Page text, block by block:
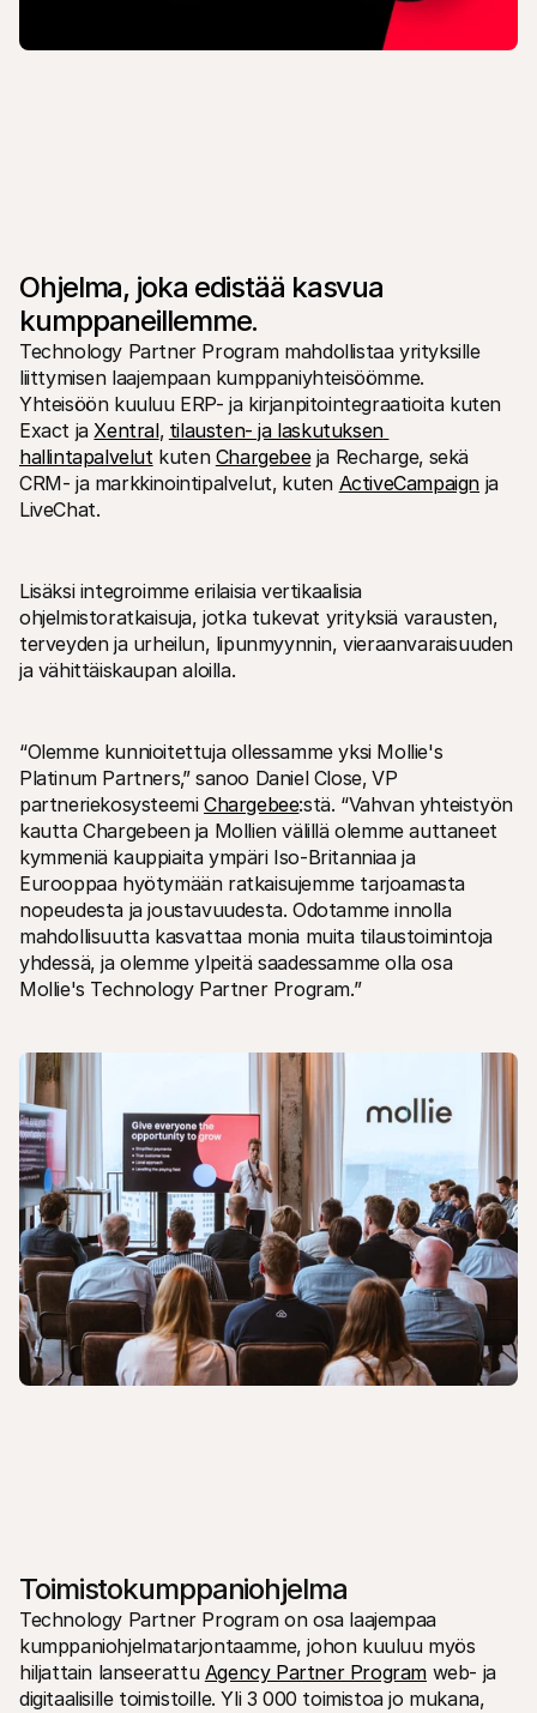
Ohjelma, joka edistää kasvua
kumppaneillemme.
Technology Partner Program mahdollistaa yrityksille
liittymisen laajempaan kumppaniyhteisöömme.
Yhteisöön kuuluu ERP- ja kirjanpitointegraatioita kuten
Exact ja Xentral‚ tilausten- ja laskutuksen
hallintapalvelut kuten Chargebee ja Recharge‚ sekä
CRM- ja markkinointipalvelut‚ kuten ActiveCampaign ja
LiveChat.
Lisäksi integroimme erilaisia vertikaalisia
ohjelmistoratkaisuja, jotka tukevat yrityksiä varausten,
terveyden ja urheilun, lipunmyynnin, vieraanvaraisuuden
ja vähittäiskaupan aloilla.
“Olemme kunnioitettuja ollessamme yksi Mollie's
Platinum Partners‚” sanoo Daniel Close‚ VP
partneriekosysteemi Chargebee:stä. “Vahvan yhteistyön
kautta Chargebeen ja Mollien välillä olemme auttaneet
kymmeniä kauppiaita ympäri Iso-Britanniaa ja
Eurooppaa hyötymään ratkaisujemme tarjoamasta
nopeudesta ja joustavuudesta. Odotamme innolla
mahdollisuutta kasvattaa monia muita tilaustoimintoja
yhdessä, ja olemme ylpeitä saadessamme olla osa
Mollie's Technology Partner Program.”
Toimistokumppaniohjelma
Technology Partner Program on osa laajempaa
kumppaniohjelmatarjontaamme, johon kuuluu myös
hiljattain lanseerattu Agency Partner Program web- ja
digitaalisille toimistoille. Yli 3 000 toimistoa jo mukana,